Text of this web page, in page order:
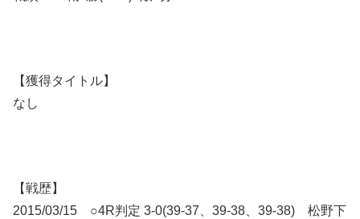
【獲得タイトル】
なし
【戦歴】
2015/03/15 ○4R判定 3-0(39-37、39-38、39-38) 松野下